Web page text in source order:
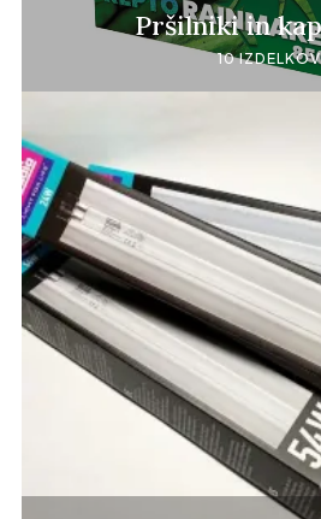
Pršilniki in
10 IZDELKOV